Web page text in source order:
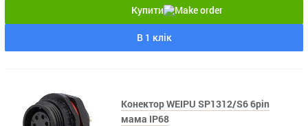
Купити
В 1 клік
Конектор WEIPU SP1312/S6 6pin
мама IP68